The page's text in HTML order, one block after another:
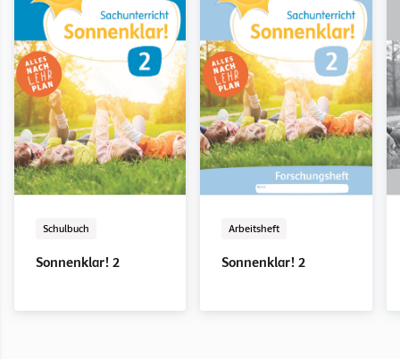
Schulbuch
Sonnenklar! 2
Arbeitsheft
Sonnenklar! 2